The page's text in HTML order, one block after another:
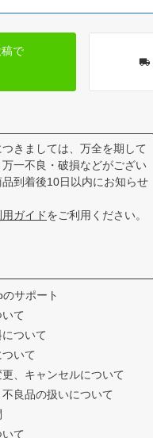
で
きましては、万全を期して
一不良・破損などがござい
品到着後10日以内にお知らせ
用ガイドをご利用ください。
サポート
て
ついて
いて
、キャンセルについて
良品の扱いについて
て